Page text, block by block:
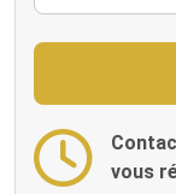
vous